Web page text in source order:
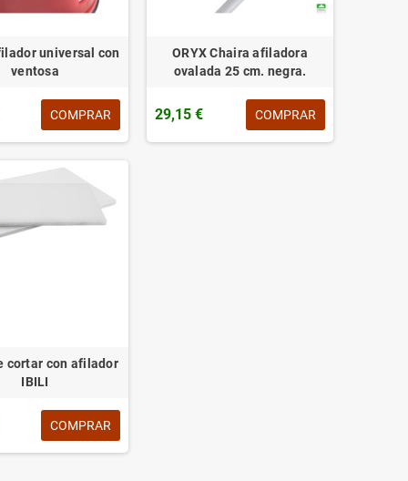
universal con
ventosa
COMPRAR
ORYX Chaira afiladora
ovalada 25 cm. negra.
29,15 € COMPRAR
cortar con afilador
IBILI
COMPRAR